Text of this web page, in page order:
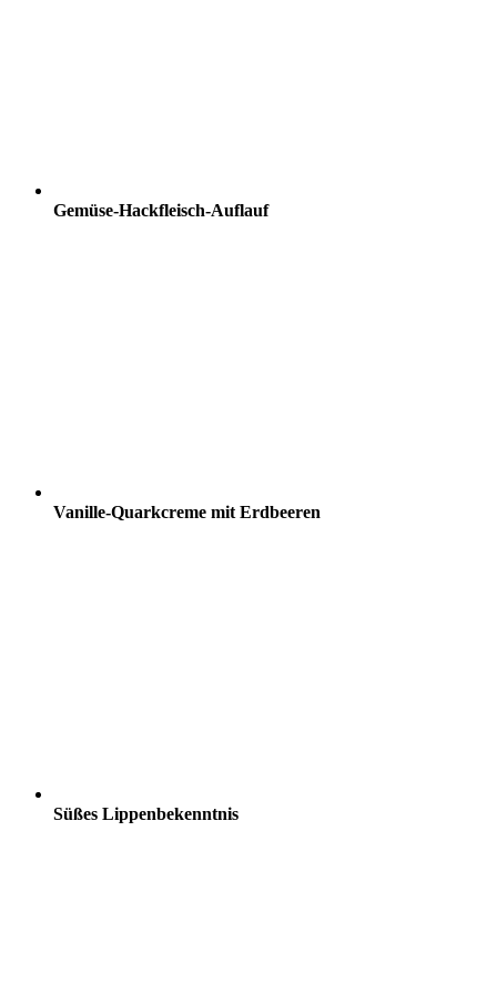
Gemüse-Hackfleisch-Auflauf
Vanille-Quarkcreme mit Erdbeeren
Süßes Lippenbekenntnis